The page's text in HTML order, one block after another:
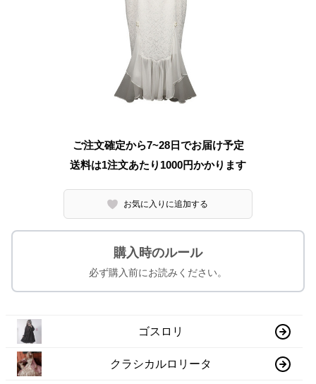
ご注文確定から7~28日でお届け予定
送料は1注文あたり 1000円かかります
お気に入りに追加する
購入時のルール
必ず購入前にお読みください。
ゴスロリ
クラシカルロリータ